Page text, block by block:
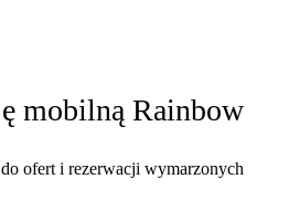
mobilną Rainbow
ofert i rezerwacji wymarzonych